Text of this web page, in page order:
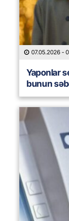
07.05.2026 -
Yaponlar
bunun